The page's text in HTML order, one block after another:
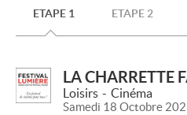
l'accueil
ETAPE 1 ETAPE 2
LA CHARRETTE
Loisirs Cinéma
Samedi 18 Octobre